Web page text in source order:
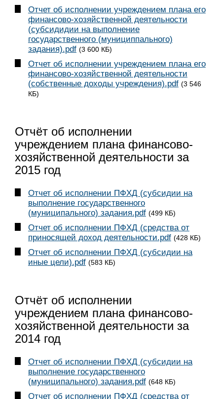
Отчет об исполнении учреждением плана его
финансово-хозяйственной деятельности
(субсидидии на выполнение
государственного (мунициппального)
задания).pdf (3 600 КБ)
Отчет об исполнении учреждением плана его
финансово-хозяйственной деятельности
(собственные доходы учреждения).pdf (3 546
КБ)
Отчёт об исполнении
учреждением плана финансово-
хозяйственной деятельности за
2015 год
Отчет об исполнении ПФХД (субсидии на
выполнение государственного
(муниципального) задания.pdf (499 КБ)
Отчет об исполнении ПФХД (средства от
приносящей доход деятельности.pdf (428 КБ)
Отчет об исполнении ПФХД (субсидии на
иные цели).pdf (583 КБ)
Отчёт об исполнении
учреждением плана финансово-
хозяйственной деятельности за
2014 год
Отчет об исполнении ПФХД (субсидии на
выполнение государственного
(муниципального) задания.pdf (648 КБ)
Отчет об исполнении ПФХД (средства от